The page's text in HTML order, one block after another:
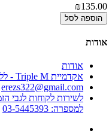
₪135.00
הוספה לסל
אודות
אודות
אקדמיית Triple M - ללימודי עיצוב שיער
erezs322@gmail.com
למספרה: 03-5445393